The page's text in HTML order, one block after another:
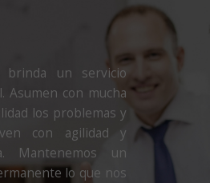
brinda un servicio
Asumen con mucha
los problemas y
con agilidad y
Mantenemos un
lo que nos